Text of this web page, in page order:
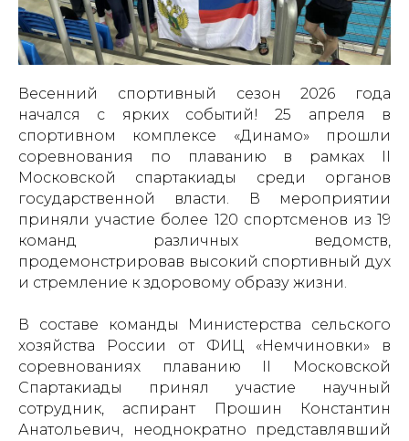
Весенний спортивный сезон 2026 года
начался с ярких событий! 25 апреля в
спортивном комплексе «Динамо» прошли
соревнования по плаванию в рамках II
Московской спартакиады среди органов
государственной власти. В мероприятии
приняли участие более 120 спортсменов из 19
команд различных ведомств,
продемонстрировав высокий спортивный дух
и стремление к здоровому образу жизни.
В составе команды Министерства сельского
хозяйства России от ФИЦ «Немчиновки» в
соревнованиях плаванию II Московской
Спартакиады принял участие научный
сотрудник, аспирант Прошин Константин
Анатольевич, неоднократно представлявший